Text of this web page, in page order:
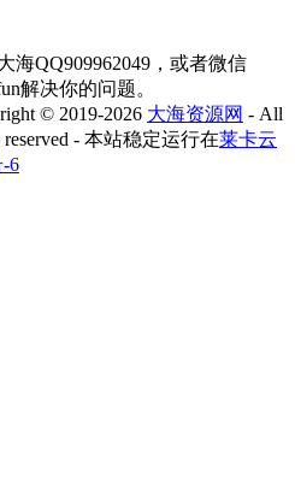
海QQ909962049，或者微信
解决你的问题。
© 2019-2026 大海资源网 - All
reserved - 本站稳定运行在莱卡云
6